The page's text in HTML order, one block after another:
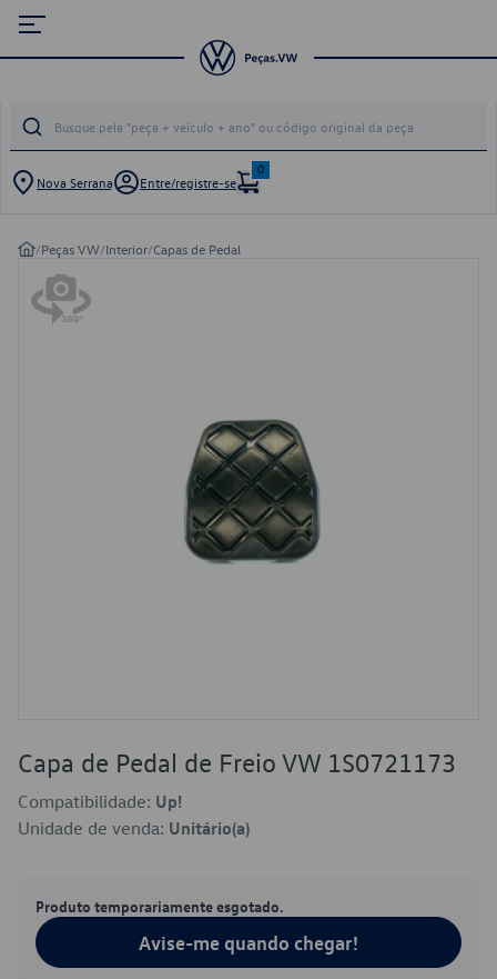
Nova Serrana Entre/registre-se
0
/Peças VW/Interior/Capas de Pedal
Capa de Pedal de Freio VW 1S0721173
Compatibilidade: Up!
Unidade de venda: Unitário(a)
Produto temporariamente esgotado.
Avise-me quando chegar!